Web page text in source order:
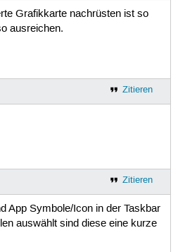
Grafikkarte nachrüsten ist so
ausreichen.
Zitieren
Zitieren
App Symbole/Icon in der Taskbar
auswählt sind diese eine kurze